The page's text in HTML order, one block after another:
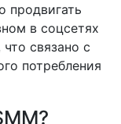
продвигать
в соцсетях
связано с
потребления